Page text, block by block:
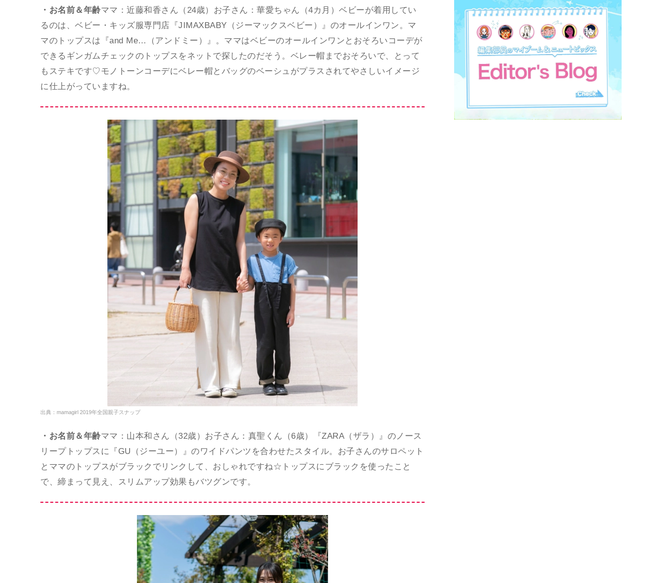
・お名前＆年齢ママ：近藤和香さん（24歳）お子さん：華愛ちゃん（4カ月）ベビーが着用してい
るのは、ベビー・キッズ服専門店『JIMAXBABY（ジーマックスベビー）』のオールインワン。マ
マのトップスは『and Me…（アンドミー）』。ママはベビーのオールインワンとおそろいコーデが
できるギンガムチェックのトップスをネットで探したのだそう。ベレー帽までおそろいで、とって
もステキです♡モノトーンコーデにベレー帽とバッグのベーシュがプラスされてやさしいイメージ
に仕上がっていますね。
出典：mamagirl 2019年全国親子スナップ
・お名前＆年齢ママ：山本和さん（32歳）お子さん：真聖くん（6歳）『ZARA（ザラ）』のノース
リープトップスに『GU（ジーユー）』のワイドパンツを合わせたスタイル。お子さんのサロペット
とママのトップスがブラックでリンクして、おしゃれですね☆トップスにブラックを使ったこと
で、締まって見え、スリムアップ効果もバツグンです。